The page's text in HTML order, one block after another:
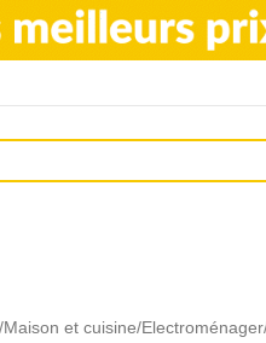
Maison et cuisine Electroménager